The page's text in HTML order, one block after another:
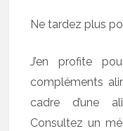
Ne tardez plus
J’en profite
compléments
cadre d’une
Consultez un